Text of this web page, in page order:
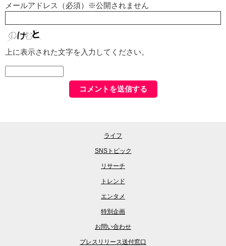
メールアドレス（必須）※公開されません
上に表示された文字を入力してください。
ライフ
SNSトピック
リサーチ
トレンド
エンタメ
特別企画
お問い合わせ
プレスリリース送付窓口